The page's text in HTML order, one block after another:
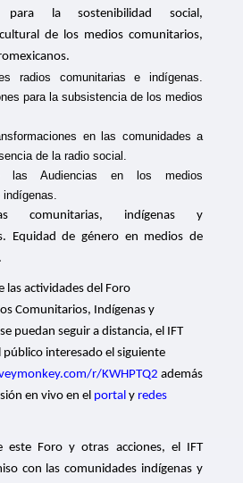
para la sostenibilidad social,
de los medios comunitarios,
radios comunitarias e indígenas.
para la subsistencia de los medios
en las comunidades a
de la radio social.
las Audiencias en los medios
indígenas.
comunitarias, indígenas y
Equidad de género en medios de
las actividades del Foro
Comunitarios, Indígenas y
puedan seguir a distancia, el IFT
público interesado el siguiente
r/KWHPTQ2 además
en vivo en el portal y redes
este Foro y otras acciones, el IFT
con las comunidades indígenas y